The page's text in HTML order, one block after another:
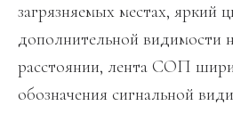
загрязняемых местах, яркий
дополнительной видимости
расстоянии, лента СОП
обозначения сигнальной